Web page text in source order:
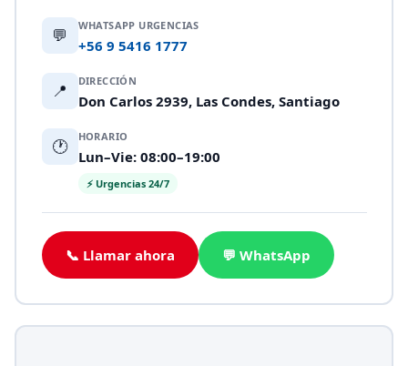
💬 WHATSAPP URGENCIAS
+56 9 5416 1777
📍 DIRECCIÓN
Don Carlos 2939, Las Condes, Santiago
🕐 HORARIO
Lun–Vie: 08:00–19:00
⚡ Urgencias 24/7
📞 Llamar ahora 💬 WhatsApp